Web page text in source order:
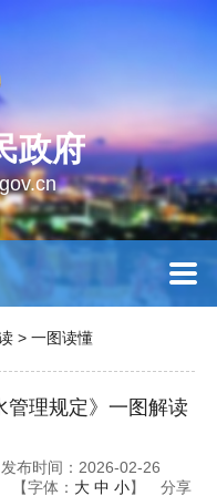
政府
> 一图读懂
管理规定》一图解读
发布时间：2026-02-26
【字体： 大 中 小】 分享